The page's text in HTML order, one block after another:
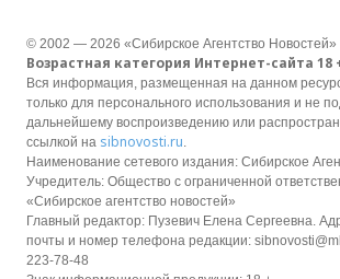
© 2002 — 2026 «Сибирское Агентство Новостей»
Возрастная категория Интернет-сайта 18
Вся информация, размещенная на данном
только для персонального использования и не
дальнейшему воспроизведению или
ссылкой на sibnovosti.ru.
Наименование сетевого издания: Сибирское
Учредитель: Общество с ограниченной
«Сибирское агентство новостей»
Главный редактор: Пузевич Елена Сергеевна.
почты и номер телефона редакции:
223-78-48